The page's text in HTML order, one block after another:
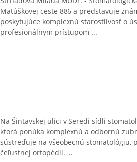
Matúškovej ceste 886 a predstavuje
poskytujúce komplexnú starostlivosť o
profesionálnym prístupom ...
Na Šintavskej ulici v Seredi sídli
ktorá ponúka komplexnú a odbornú
sústreďuje na všeobecnú stomatológiu,
čeľustnej ortopédii. ...